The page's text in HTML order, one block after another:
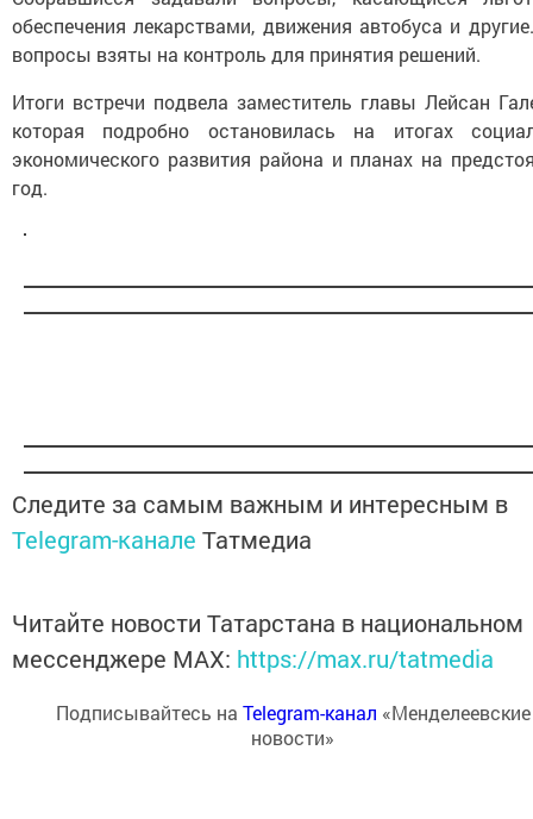
обеспечения лекарствами, движения автобуса и
вопросы взяты на контроль для принятия решений.
Итоги встречи подвела заместитель главы Лейсан
которая подробно остановилась на итогах
экономического развития района и планах на
год.
Следите за самым важным и интересным в
Telegram-канале Татмедиа
Читайте новости Татарстана в национальном
мессенджере MАХ: https://max.ru/tatmedia
Подписывайтесь на Telegram-канал «Менделеевские
новости»